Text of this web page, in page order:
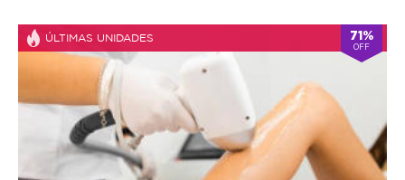
ÚLTIMAS UNIDADES 71%
OFF